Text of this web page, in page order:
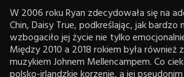
W 2006 roku Ryan zdecydowała się na
Chin, Daisy True, podkreślając, jak
wzbogaciło jej życie nie tylko
Między 2010 a 2018 rokiem była również
muzykiem Johnem Mellencampem. Co